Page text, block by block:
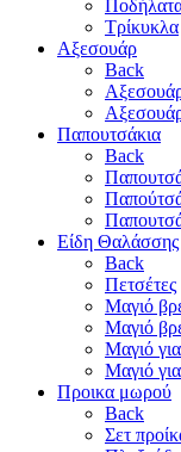
Τρίκυκλα
Αξεσουάρ
Back
Παπουτσάκια
Back
Είδη Θαλάσσης
Back
Πετσέτες
Μαγιό
Μαγιό
Μαγιό
Μαγιό
Προικα μωρού
Back
Σετ